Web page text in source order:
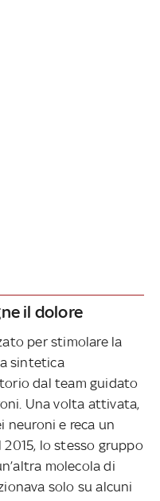
il dolore
per stimolare la
sintetica
dal team guidato
Una volta attivata,
neuroni e reca un
2015, lo stesso gruppo
molecola di
solo su alcuni